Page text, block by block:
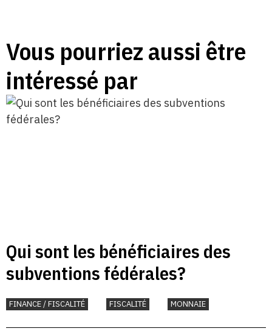
Vous pourriez aussi être
intéressé par
Qui sont les bénéficiaires des
subventions fédérales?
FINANCE / FISCALITÉ FISCALITÉ MONNAIE